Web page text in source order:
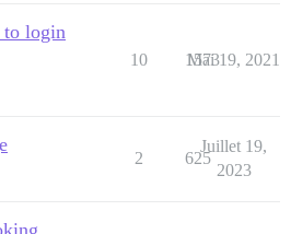
to login
10 1573
Mai 19, 2021
2 625
Juillet 19,
2023